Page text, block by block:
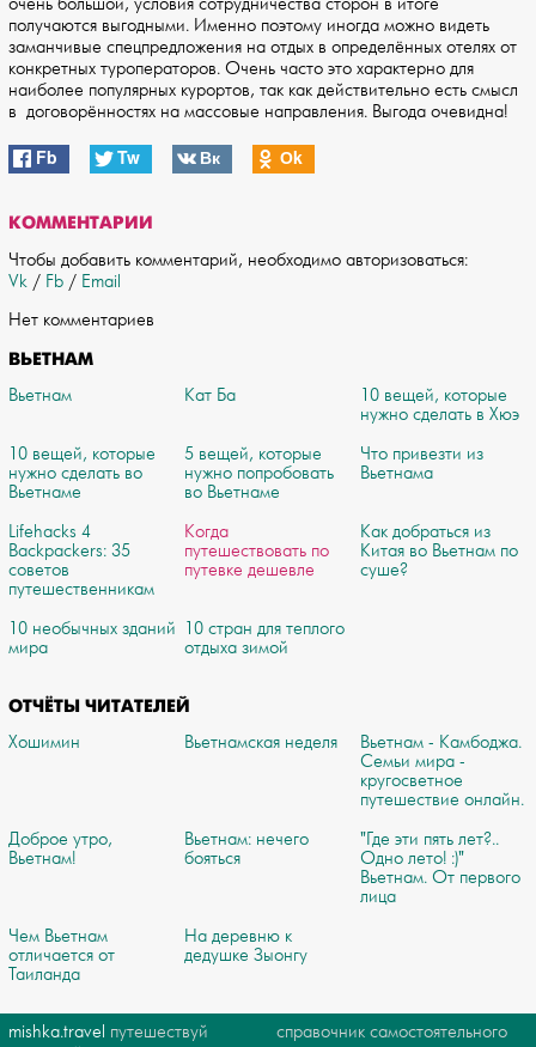
получаются выгодными. Именно поэтому иногда можно видеть
заманчивые спецпредложения на отдых в определённых отелях от
конкретных туроператоров. Очень часто это характерно для
наиболее популярных курортов, так как действительно есть смысл
в договорённостях на массовые направления. Выгода очевидна!
Fb Tw Вк Оk
КОММЕНТАРИИ
Чтобы добавить комментарий, необходимо авторизоваться:
Vk / Fb / Email
Нет комментариев
ВЬЕТНАМ
Вьетнам Кат Ба
10 вещей, которые
нужно сделать в Хюэ
10 вещей, которые
нужно сделать во
Вьетнаме
5 вещей, которые
нужно попробовать
во Вьетнаме
Что привезти из
Вьетнама
Lifehacks 4
Backpackers: 35
советов
путешественникам
Когда
путешествовать по
путевке дешевле
Как добраться из
Китая во Вьетнам по
суше?
10 необычных зданий
мира
10 стран для теплого
отдыха зимой
ОТЧЁТЫ ЧИТАТЕЛЕЙ
Хошимин Вьетнамская неделя
Вьетнам - Камбоджа.
Семьи мира -
кругосветное
путешествие онлайн.
Доброе утро,
Вьетнам!
Вьетнам: нечего
бояться
"Где эти пять лет?..
Одно лето! :)"
Вьетнам. От первого
лица
Чем Вьетнам
отличается от
Таиланда
На деревню к
дедушке Зыонгу
mishka.travel путешествуй
справочник самостоятельного